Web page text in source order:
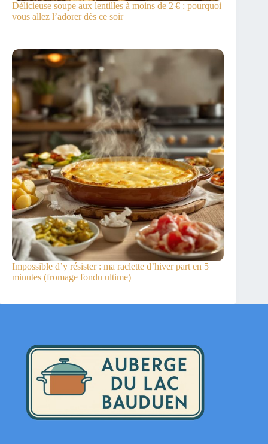
Délicieuse soupe aux lentilles à moins de 2 € : pourquoi
vous allez l’adorer dès ce soir
Impossible d’y résister : ma raclette d’hiver part en 5
minutes (fromage fondu ultime)